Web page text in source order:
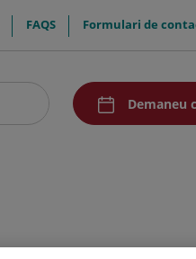
FAQS Formulari de
menuAcceso
Demaneu